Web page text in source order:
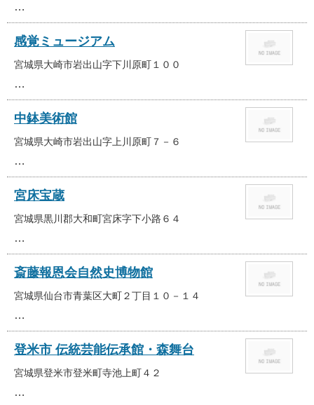
…
感覚ミュージアム
宮城県大崎市岩出山字下川原町１００
…
中鉢美術館
宮城県大崎市岩出山字上川原町７－６
…
宮床宝蔵
宮城県黒川郡大和町宮床字下小路６４
…
斎藤報恩会自然史博物館
宮城県仙台市青葉区大町２丁目１０－１４
…
登米市 伝統芸能伝承館・森舞台
宮城県登米市登米町寺池上町４２
…